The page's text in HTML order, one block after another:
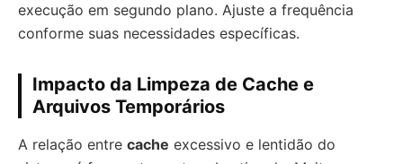
execução em segundo plano. Ajuste a frequência
conforme suas necessidades específicas.
Impacto da Limpeza de Cache e
Arquivos Temporários
A relação entre cache excessivo e lentidão do